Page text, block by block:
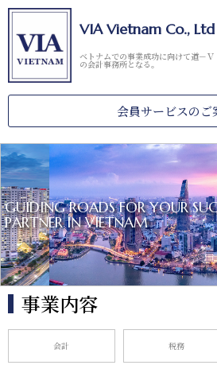
VIA Vietnam Co., Ltd
ベトナムでの事業成功に向けて道－
の会計事務所となる。
会員サービスのご
GUIDING ROADS FOR YOUR
PARTNER IN VIETNAM
事業内容
会計 税務